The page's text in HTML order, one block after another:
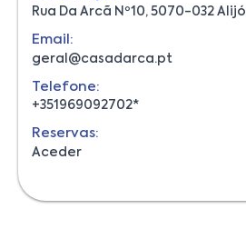
Rua Da Arcã Nº10, 5070-032 Alijó
Email:
geral@casadarca.pt
Telefone:
+351969092702*
Reservas:
Aceder